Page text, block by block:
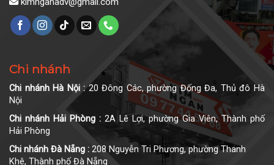
Chi nhánh
Chi nhánh Hà Nội :20 Đông Các, phường Đống Đa, Thủ đô Hà
Nội
Chi nhánh Hải Phòng : 2A Lê Lợi, phường Gia Viên, Thành phố
Hải Phòng
Chi nhánh Đà Nẵng : 208 Nguyễn Tri Phương, phường Thanh
Khê, Thành phố Đà Nẵng